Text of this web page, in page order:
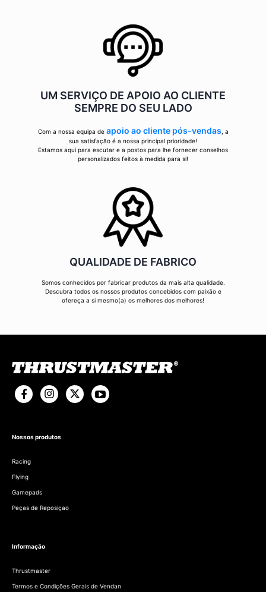
UM SERVIÇO DE APOIO AO CLIENTE
SEMPRE DO SEU LADO
Com a nossa equipa de apoio ao cliente pós-vendas , a
sua satisfação é a nossa principal prioridade!
Estamos aqui para escutar e a postos para lhe fornecer conselhos
personalizados feitos à medida para si!
QUALIDADE DE FABRICO
Somos conhecidos por fabricar produtos da mais alta qualidade.
Descubra todos os nossos produtos concebidos com paixão e
ofereça a si mesmo(a) os melhores dos melhores!
Nossos produtos
Racing
Flying
Gamepads
Peças de Reposiçao
Informação
Thrustmaster
Termos e Condições Gerais de Vendan